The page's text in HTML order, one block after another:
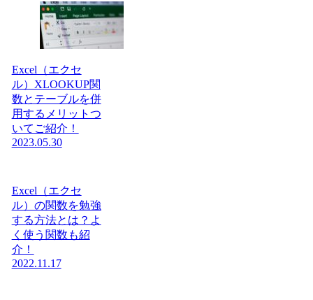
Excel（エクセ
ル）XLOOKUP関
数とテーブルを併
用するメリットつ
いてご紹介！
2023.05.30
Excel（エクセ
ル）の関数を勉強
する方法とは？よ
く使う関数も紹
介！
2022.11.17